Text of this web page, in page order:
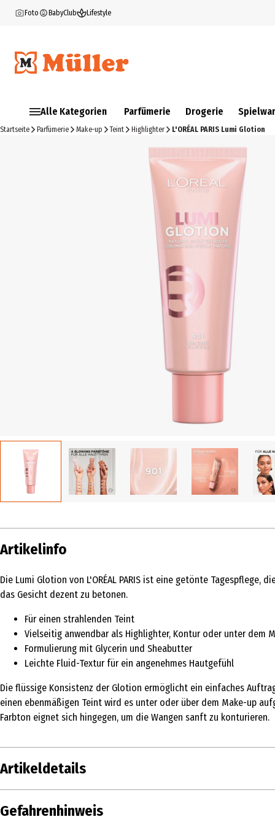
Foto BabyClub Lifestyle
Alle Kategorien Parfümerie Drogerie
Startseite Parfümerie Make-up Teint Highlighter L'ORÉAL PARIS Lumi Glotion
Artikelinfo
Die Lumi Glotion von L'ORÉAL PARIS ist eine getönte
das Gesicht dezent zu betonen.
Für einen strahlenden Teint
Vielseitig anwendbar als Highlighter, Kontur oder unter dem
Formulierung mit Glycerin und Sheabutter
Leichte Fluid-Textur für ein angenehmes Hautgefühl
Die flüssige Konsistenz der Glotion ermöglicht ein einfaches
einen ebenmäßigen Teint wird es unter oder über dem Make-up
Farbton eignet sich hingegen, um die Wangen sanft zu konturieren.
Artikeldetails
Inhalt
Gefahrenhinweis